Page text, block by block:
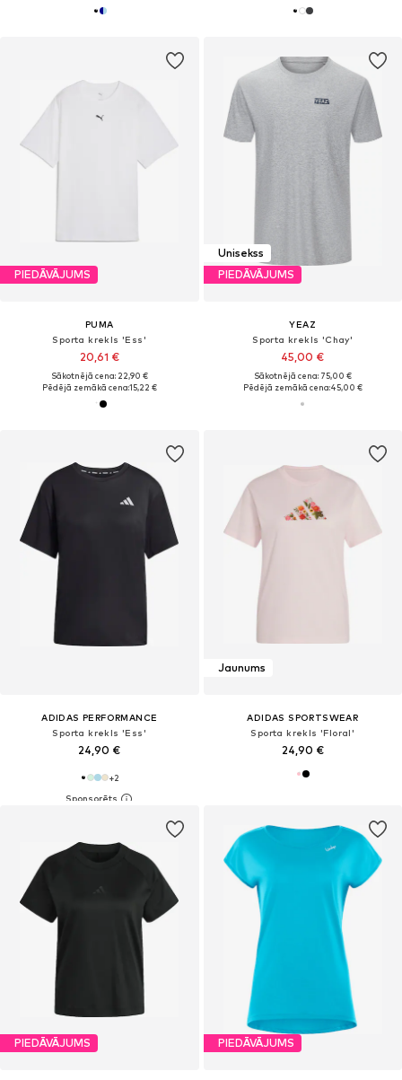
PIEDĀVĀJUMS
PUMA
Sporta krekls 'Ess'
20,61 €
Sākotnējā cena: 22,90 €
Pēdējā zemākā cena:15,22 €
Unisekss
PIEDĀVĀJUMS
YEAZ
Sporta krekls 'Chay'
45,00 €
Sākotnējā cena: 75,00 €
Pēdējā zemākā cena:45,00 €
ADIDAS PERFORMANCE
Sporta krekls 'Ess'
24,90 €
+2
Jaunums
ADIDAS SPORTSWEAR
Sporta krekls 'Floral'
24,90 €
PIEDĀVĀJUMS PIEDĀVĀJUMS